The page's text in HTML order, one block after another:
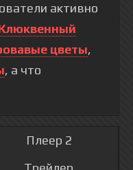
активно
цветы,
, а что
Плеер 2